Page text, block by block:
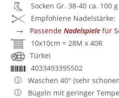
Socken Gr. 38-40 ca. 100 g
Empfohlene Nadelstärke:
→ PassendeNadelspiele für
10x10cm = 28M x 40R
Türkei
4033493395502
Waschen 40° (sehr
Bügeln mit geringer